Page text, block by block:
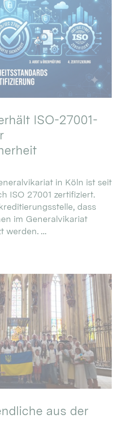
ISO-27001-
in Köln ist seit
ISO 27001 zertifiziert.
dass
im Generalvikariat
werden. ...
aus der